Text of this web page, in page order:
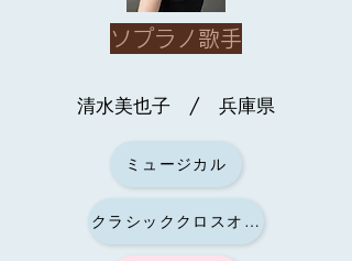
ソプラノ歌手
清水美也子 / 兵庫県
ミュージカル
クラシッククロスオーバー